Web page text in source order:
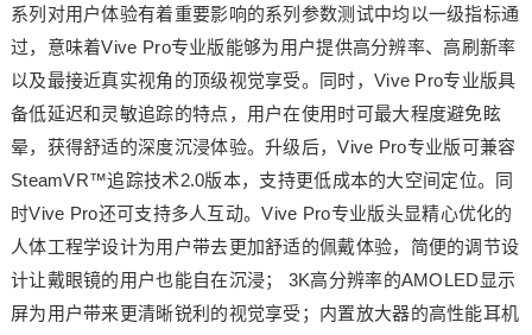
系列对用户体验有着重要影响的系列参数测试中均以一级指标通
过，意味着Vive Pro专业版能够为用户提供高分辨率、高刷新率
以及最接近真实视角的顶级视觉享受。同时，Vive Pro专业版具
备低延迟和灵敏追踪的特点，用户在使用时可最大程度避免眩
晕，获得舒适的深度沉浸体验。升级后，Vive Pro专业版可兼容
SteamVR™追踪技术2.0版本，支持更低成本的大空间定位。同
时Vive Pro还可支持多人互动。Vive Pro专业版头显精心优化的
人体工程学设计为用户带去更加舒适的佩戴体验，简便的调节设
计让戴眼镜的用户也能自在沉浸； 3K高分辨率的AMOLED显示
屏为用户带来更清晰锐利的视觉享受；内置放大器的高性能耳机